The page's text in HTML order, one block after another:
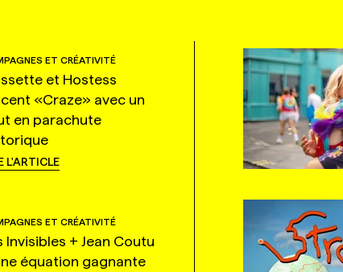
ET CRÉATIVITÉ
et Hostess
«Craze» avec un
en parachute
L'ARTICLE
ET CRÉATIVITÉ
Invisibles + Jean Coutu
équation gagnante